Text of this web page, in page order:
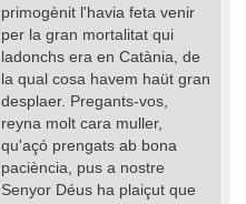
primogènit l'havia feta venir
per la gran mortalitat qui
ladonchs era en Catània, de
la qual cosa havem haüt gran
desplaer. Pregants-vos,
reyna molt cara muller,
qu'açó prengats ab bona
paciència, pus a nostre
Senyor Déus ha plaiçut que